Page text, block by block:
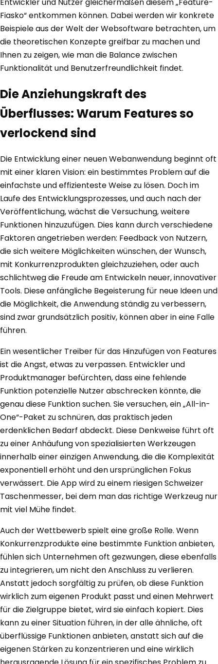
Fiasko“ entkommen können. Dabei werden wir konkrete
Beispiele aus der Welt der Websoftware betrachten, um
die theoretischen Konzepte greifbar zu machen und
Ihnen zu zeigen, wie man die Balance zwischen
Funktionalität und Benutzerfreundlichkeit findet.
Die Anziehungskraft des
Überflusses: Warum Features so
verlockend sind
Die Entwicklung einer neuen Webanwendung beginnt oft
mit einer klaren Vision: ein bestimmtes Problem auf die
einfachste und effizienteste Weise zu lösen. Doch im
Laufe des Entwicklungsprozesses, und auch nach der
Veröffentlichung, wächst die Versuchung, weitere
Funktionen hinzuzufügen. Dies kann durch verschiedene
Faktoren angetrieben werden: Feedback von Nutzern,
die sich weitere Möglichkeiten wünschen, der Wunsch,
mit Konkurrenzprodukten gleichzuziehen, oder auch
schlichtweg die Freude am Entwickeln neuer, innovativer
Tools. Diese anfängliche Begeisterung für neue Ideen und
die Möglichkeit, die Anwendung ständig zu verbessern,
sind zwar grundsätzlich positiv, können aber in eine Falle
führen.
Ein wesentlicher Treiber für das Hinzufügen von Features
ist die Angst, etwas zu verpassen. Entwickler und
Produktmanager befürchten, dass eine fehlende
Funktion potenzielle Nutzer abschrecken könnte, die
genau diese Funktion suchen. Sie versuchen, ein „All-in-
One“-Paket zu schnüren, das praktisch jeden
erdenklichen Bedarf abdeckt. Diese Denkweise führt oft
zu einer Anhäufung von spezialisierten Werkzeugen
innerhalb einer einzigen Anwendung, die die Komplexität
exponentiell erhöht und den ursprünglichen Fokus
verwässert. Die App wird zu einem riesigen Schweizer
Taschenmesser, bei dem man das richtige Werkzeug nur
mit viel Mühe findet.
Auch der Wettbewerb spielt eine große Rolle. Wenn
Konkurrenzprodukte eine bestimmte Funktion anbieten,
fühlen sich Unternehmen oft gezwungen, diese ebenfalls
zu integrieren, um nicht den Anschluss zu verlieren.
Anstatt jedoch sorgfältig zu prüfen, ob diese Funktion
wirklich zum eigenen Produkt passt und einen Mehrwert
für die Zielgruppe bietet, wird sie einfach kopiert. Dies
kann zu einer Situation führen, in der alle ähnliche, oft
überflüssige Funktionen anbieten, anstatt sich auf die
eigenen Stärken zu konzentrieren und eine wirklich